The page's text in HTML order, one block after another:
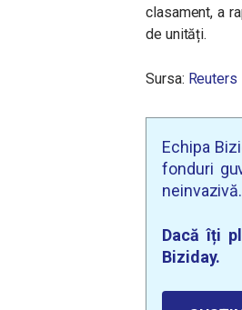
clasament, a
de unități.
Sursa: Reuters
Echipa
fonduri
neinvazivă.
Dacă îți
Biziday.